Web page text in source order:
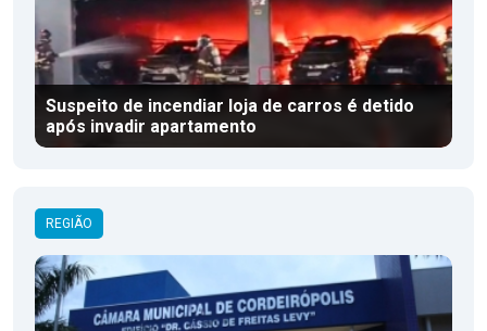
Suspeito de incendiar loja de carros é detido
após invadir apartamento
REGIÃO